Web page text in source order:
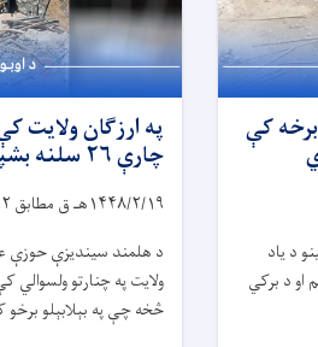
کې
د یاد
او د برکي
په ارزګان ولایت
چارې ۲۶ سلنه بشپړې شوې دي
۱۴۴۸/۲/۱۹هـ ق مطابق
د هلمند سیندیزې حوزې
ولایت په چنارتو ولسوالي
څخه چې په بېلابېلو